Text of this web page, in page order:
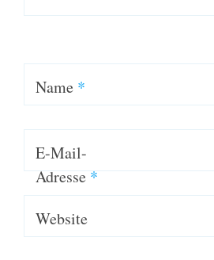
Name *
E-Mail-
Adresse*
Website